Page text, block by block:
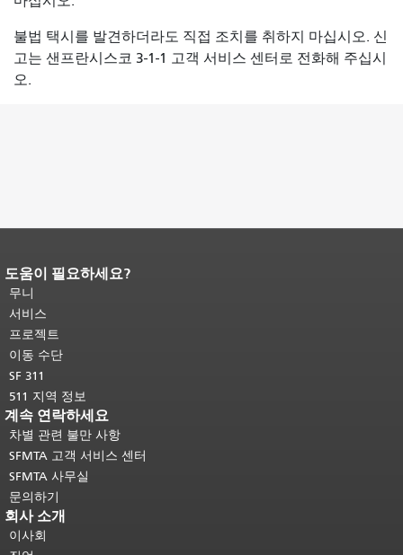
불법 택시를 발견하더라도 직접 조치를 취하지 마십시오. 신
고는 샌프란시스코 3-1-1 고객 서비스 센터로 전화해 주십시
오.
페이지 내용 끝입니다.이 페이지의 나
머지 내용은 모든 페이지에 반복됩니
다.메인 콘텐츠 상단으로 돌아가려면
여기를 클릭하십시오
도움이 필요하세요?
무니
서비스
프로젝트
이동 수단
SF 311
511 지역 정보
계속 연락하세요
차별 관련 불만 사항
SFMTA 고객 서비스 센터
SFMTA 사무실
문의하기
회사 소개
이사회